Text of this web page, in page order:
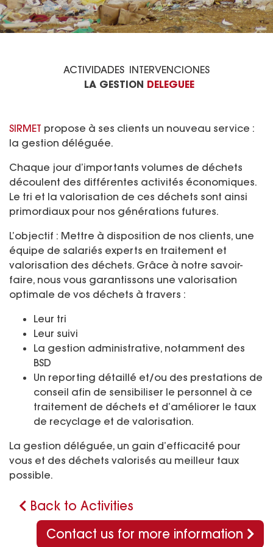
ACTIVIDADES INTERVENCIONES
LA GESTION DELEGUEE
SIRMET propose à ses clients un nouveau service :
la gestion déléguée.
Chaque jour d’importants volumes de déchets
découlent des différentes activités économiques.
Le tri et la valorisation de ces déchets sont ainsi
primordiaux pour nos générations futures.
L’objectif : Mettre à disposition de nos clients, une
équipe de salariés experts en traitement et
valorisation des déchets. Grâce à notre savoir-
faire, nous vous garantissons une valorisation
optimale de vos déchets à travers :
Leur tri
Leur suivi
La gestion administrative, notamment des
BSD
Un reporting détaillé et/ou des prestations de
conseil afin de sensibiliser le personnel à ce
traitement de déchets et d’améliorer le taux
de recyclage et de valorisation.
La gestion déléguée, un gain d’efficacité pour
vous et des déchets valorisés au meilleur taux
possible.
Back to Activities
Contact us for more information